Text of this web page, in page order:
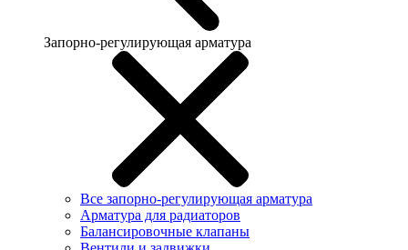
Запорно-регулирующая арматура
Все запорно-регулирующая арматура
Арматура для радиаторов
Балансировочные клапаны